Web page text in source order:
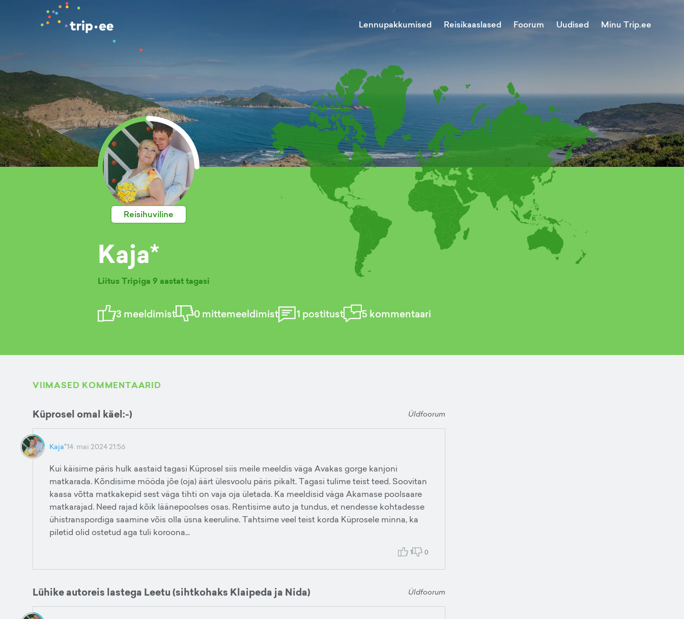
Lennupakkumised Reisikaaslased Foorum Uudised Minu Trip.ee
Reisihuviline
Kaja*
Liitus Tripiga 9 aastat tagasi
3 meeldimist 0mittemeeldimist 1 postitust 5 kommentaari
VIIMASED KOMMENTAARID
Küprosel omal käel:-) Üldfoorum
Kaja*14. mai 2024 21:56
Kui käisime päris hulk aastaid tagasi Küprosel siis meile meeldis väga Avakas gorge kanjoni
matkarada. Kõndisime mööda jõe (oja) äärt ülesvoolu päris pikalt. Tagasi tulime teist teed. Soovitan
kaasa võtta matkakepid sest väga tihti on vaja oja ületada. Ka meeldisid väga Akamase poolsaare
matkarajad. Need rajad kõik läänepoolses osas. Rentisime auto ja tundus, et nendesse kohtadesse
ühistranspordiga saamine võis olla üsna keeruline. Tahtsime veel teist korda Küprosele minna, ka
piletid olid ostetud aga tuli koroona...
1 0
Lühike autoreis lastega Leetu (sihtkohaks Klaipeda ja Nida) Üldfoorum